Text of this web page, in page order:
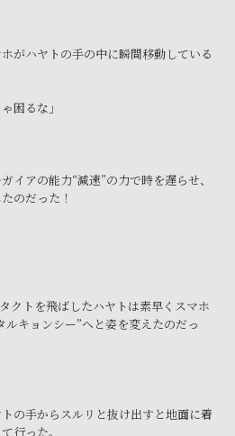
がハヤトの手の中に瞬間移動している
困るな」
イアの能力“減速”の力で時を遅らせ、
のだった！
クトを飛ばしたハヤトは素早くスマホ
ルキョンシー”へと姿を変えたのだっ
の手からスルリと抜け出すと地面に着
行った。